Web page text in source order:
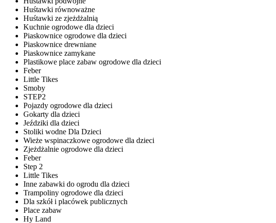
Huśtawki równoważne
Huśtawki ze zjeżdżalnią
Kuchnie ogrodowe dla dzieci
Piaskownice ogrodowe dla dzieci
Piaskownice drewniane
Piaskownice zamykane
Plastikowe place zabaw ogrodowe dla dzieci
Feber
Little Tikes
Smoby
STEP2
Pojazdy ogrodowe dla dzieci
Gokarty dla dzieci
Jeździki dla dzieci
Stoliki wodne Dla Dzieci
Wieże wspinaczkowe ogrodowe dla dzieci
Zjeżdżalnie ogrodowe dla dzieci
Feber
Step 2
Little Tikes
Inne zabawki do ogrodu dla dzieci
Trampoliny ogrodowe dla dzieci
Dla szkół i placówek publicznych
Place zabaw
Hy Land